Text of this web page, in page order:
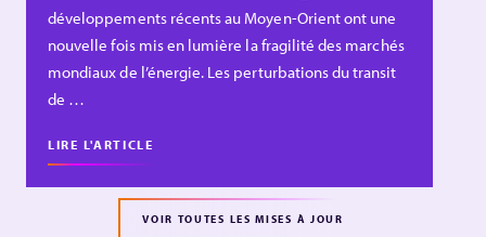
développements récents au Moyen-Orient ont une
nouvelle fois mis en lumière la fragilité des marchés
mondiaux de l’énergie. Les perturbations du transit
de …
LIRE L'ARTICLE
VOIR TOUTES LES MISES À JOUR